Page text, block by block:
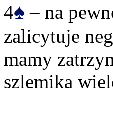
4♠ – na
zalicytuje
mamy
szlemika